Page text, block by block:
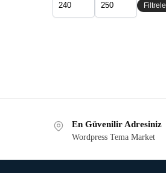
Filtrele
En Güvenilir Adresiniz
Wordpress Tema Market